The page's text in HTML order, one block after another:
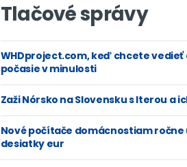
Tlačové správy
WHDproject.com, keď chcete vedieť
počasie v minulosti
Zaži Nórsko na Slovensku s Iterou a
Nové počítače domácnostiam ročne
desiatky eur